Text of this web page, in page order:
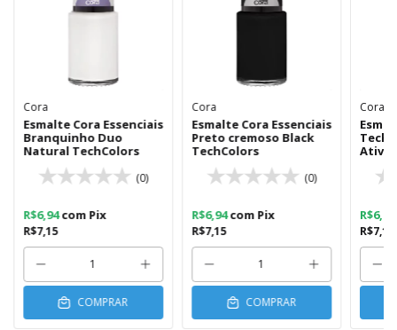
Cora
Esmalte Cora Essenciais
Branquinho Duo
Natural TechColors
(0)
R$7,15
R$6,94com Pix
COMPRAR
Cora
Esmalte Cora Essenciais
Preto cremoso Black
TechColors
(0)
R$7,15
R$6,94com Pix
COMPRAR
Cora
Ative
R$7,15